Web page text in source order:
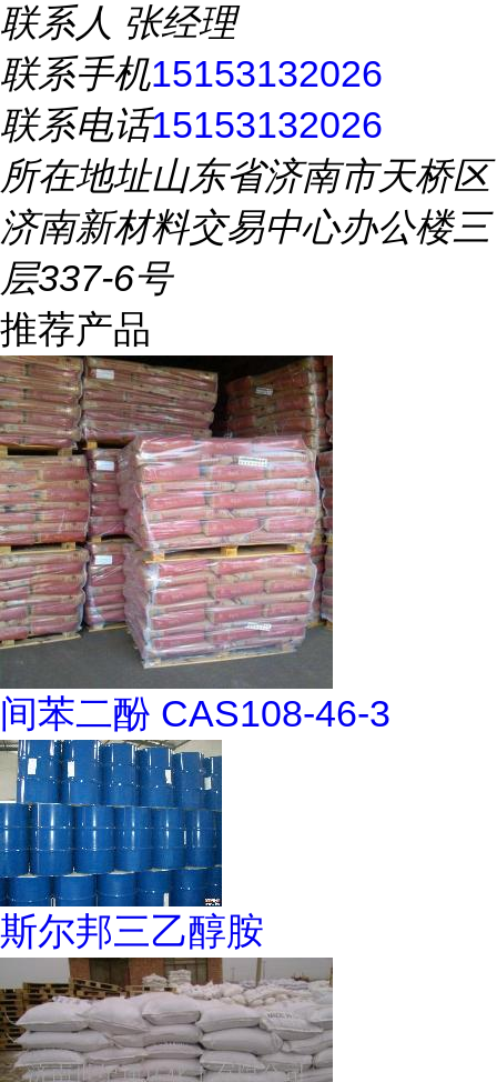
联系人 张经理
联系手机15153132026
联系电话15153132026
所在地址山东省济南市天桥区
济南新材料交易中心办公楼三
层337-6号
推荐产品
间苯二酚 CAS108-46-3
斯尔邦三乙醇胺